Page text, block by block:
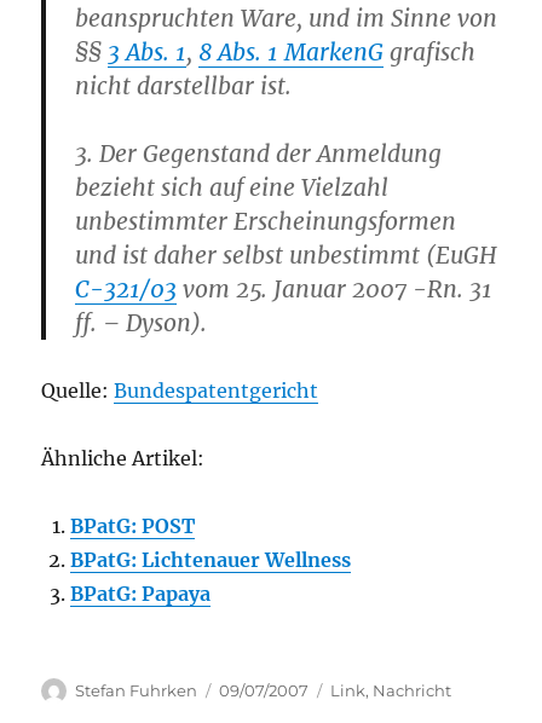
beanspruchten Ware, und im Sinne von
§§ 3 Abs. 1, 8 Abs. 1 MarkenG grafisch
nicht darstellbar ist.
3. Der Gegenstand der Anmeldung
bezieht sich auf eine Vielzahl
unbestimmter Erscheinungsformen
und ist daher selbst unbestimmt (EuGH
C-321/03 vom 25. Januar 2007 -Rn. 31
ff. – Dyson).
Quelle:Bundespatentgericht
Ähnliche Artikel:
BPatG: POST
BPatG: Lichtenauer Wellness
BPatG: Papaya
Author
Stefan Fuhrken
Posted
09/07/2007 Categories
Link, Nachricht